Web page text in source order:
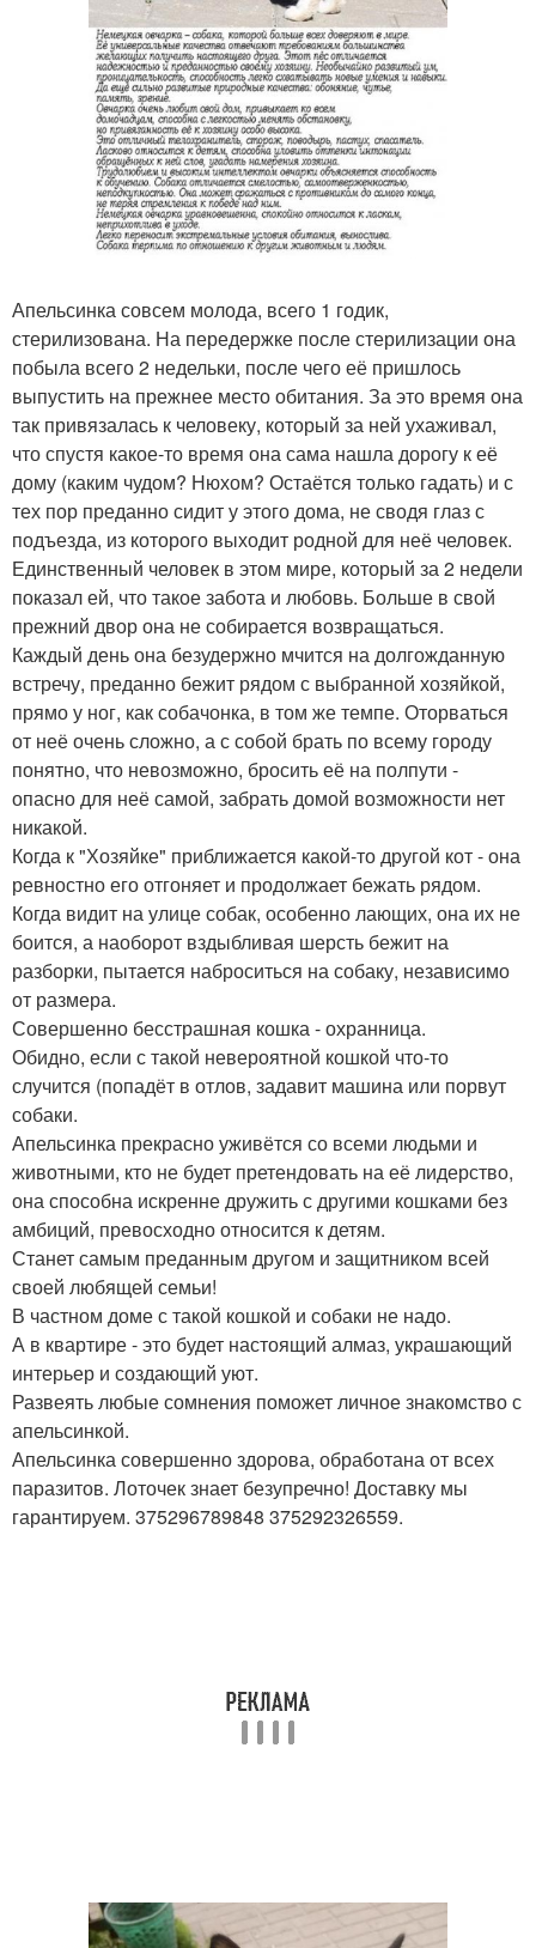
Апельсинка совсем молода, всего 1 годик,
стерилизована. На передержке после стерилизации она
побыла всего 2 недельки, после чего её пришлось
выпустить на прежнее место обитания. За это время она
так привязалась к человеку, который за ней ухаживал,
что спустя какое-то время она сама нашла дорогу к её
дому (каким чудом? Нюхом? Остаётся только гадать) и с
тех пор преданно сидит у этого дома, не сводя глаз с
подъезда, из которого выходит родной для неё человек.
Единственный человек в этом мире, который за 2 недели
показал ей, что такое забота и любовь. Больше в свой
прежний двор она не собирается возвращаться.
Каждый день она безудержно мчится на долгожданную
встречу, преданно бежит рядом с выбранной хозяйкой,
прямо у ног, как собачонка, в том же темпе. Оторваться
от неё очень сложно, а с собой брать по всему городу
понятно, что невозможно, бросить её на полпути -
опасно для неё самой, забрать домой возможности нет
никакой.
Когда к "Хозяйке" приближается какой-то другой кот - она
ревностно его отгоняет и продолжает бежать рядом.
Когда видит на улице собак, особенно лающих, она их не
боится, а наоборот вздыбливая шерсть бежит на
разборки, пытается наброситься на собаку, независимо
от размера.
Совершенно бесстрашная кошка - охранница.
Обидно, если с такой невероятной кошкой что-то
случится (попадёт в отлов, задавит машина или порвут
собаки.
Апельсинка прекрасно уживётся со всеми людьми и
животными, кто не будет претендовать на её лидерство,
она способна искренне дружить с другими кошками без
амбиций, превосходно относится к детям.
Станет самым преданным другом и защитником всей
своей любящей семьи!
В частном доме с такой кошкой и собаки не надо.
А в квартире - это будет настоящий алмаз, украшающий
интерьер и создающий уют.
Развеять любые сомнения поможет личное знакомство с
апельсинкой.
Апельсинка совершенно здорова, обработана от всех
паразитов. Лоточек знает безупречно! Доставку мы
гарантируем. 375296789848 375292326559.